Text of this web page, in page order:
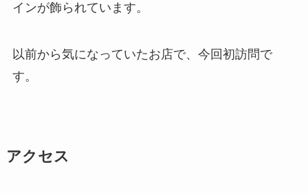
インが飾られています。
以前から気になっていたお店で、今回初訪問で
す。
アクセス